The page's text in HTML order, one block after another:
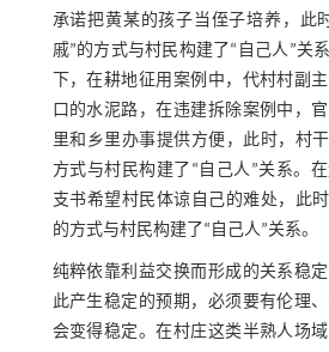
承诺把黄某的孩子当侄子培养，此
戚”的方式与村民构建了“自己人”关
下，在耕地征用案例中，代村村副
口的水泥路，在违建拆除案例中，
里和乡里办事提供方便，此时，村
方式与村民构建了“自己人”关系。
支书希望村民体谅自己的难处，此
的方式与村民构建了“自己人”关系。
纯粹依靠利益交换而形成的关系稳
此产生稳定的预期，必须要有伦理
会变得稳定。在村庄这类半熟人场